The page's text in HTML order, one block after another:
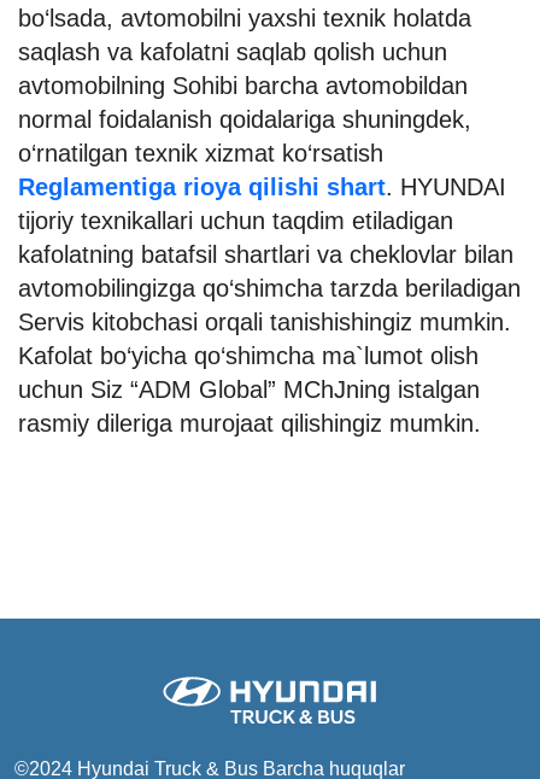
bo‘lsada, avtomobilni yaxshi texnik holatda
saqlash va kafolatni saqlab qolish uchun
avtomobilning Sohibi barcha avtomobildan
normal foidalanish qoidalariga shuningdek,
o‘rnatilgan texnik xizmat ko‘rsatish
Reglamentiga rioya qilishi shart. HYUNDAI
tijoriy texnikallari uchun taqdim etiladigan
kafolatning batafsil shartlari va cheklovlar bilan
avtomobilingizga qo‘shimcha tarzda beriladigan
Servis kitobchasi orqali tanishishingiz mumkin.
Kafolat bo‘yicha qo‘shimcha ma`lumot olish
uchun Siz “ADM Global” MChJning istalgan
rasmiy dileriga murojaat qilishingiz mumkin.
©2024 Hyundai Truck & Bus Barcha huquqlar